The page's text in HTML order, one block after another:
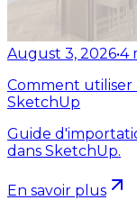
August 3, 2026•4
Comment utiliser
SketchUp
Guide
dans SketchUp.
En savoir plus